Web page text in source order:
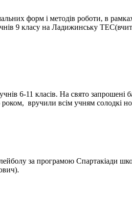
форм і методів роботи, в
9 класу на Ладижинську
6-11 класів. На свято запрошені
вручили всім учням солодкі
за програмою Спартакіади